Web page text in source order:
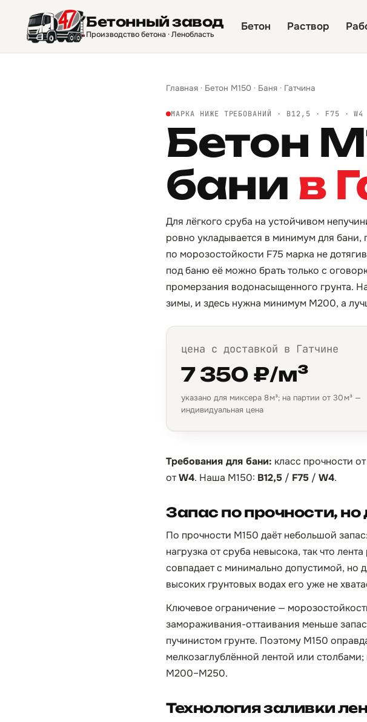
Бетонный завод
Производство бетона · Ленобласть
Бетон Раствор
Главная · Бетон М150 · Баня · Гатчина
МАРКА НИЖЕ ТРЕБОВАНИЙ · B12,5 · F75 · W4
Бетон
бани в
Для лёгкого сруба на устойчивом
ровно укладывается в минимум для
по морозостойкости F75 марка не
под баню её можно брать только с
промерзания водонасыщенного грунта.
зимы, и здесь нужна минимум М200, а
цена с доставкой в Гатчине
7 350 ₽/м³
указано для миксера 8 м³; на партии от 30 м³ —
индивидуальная цена
Требования для бани: класс прочности от
отW4. Наша М150: B12,5 / F75 / W4.
Запас по прочности,
По прочности М150 даёт небольшой
нагрузка от сруба невысока, так что
совпадает с минимально допустимой, но
высоких грунтовых водах его уже не
Ключевое ограничение —
замораживания-оттаивания меньше
пучинистом грунте. Поэтому М150
мелкозаглублённой лентой или
М200–М250.
Технология заливки